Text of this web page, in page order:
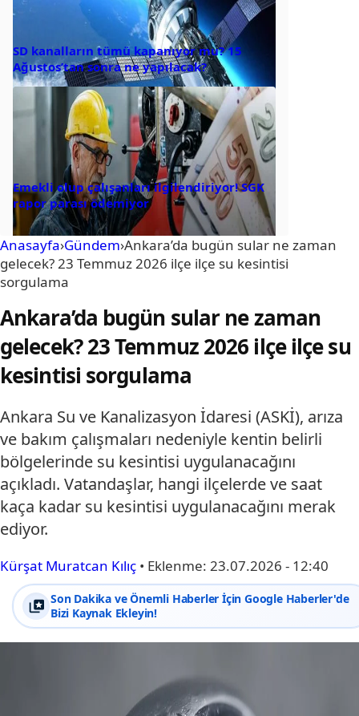
SD kanalların tümü kapanıyor mu? 15
Ağustos’tan sonra ne yapılacak?
Emekli olup çalışanları ilgilendiriyor! SGK
rapor parası ödemiyor
Anasayfa›Gündem›Ankara’da bugün sular ne zaman
gelecek? 23 Temmuz 2026 ilçe ilçe su kesintisi
sorgulama
Ankara’da bugün sular ne zaman
gelecek? 23 Temmuz 2026 ilçe ilçe su
kesintisi sorgulama
Ankara Su ve Kanalizasyon İdaresi (ASKİ), arıza
ve bakım çalışmaları nedeniyle kentin belirli
bölgelerinde su kesintisi uygulanacağını
açıkladı. Vatandaşlar, hangi ilçelerde ve saat
kaça kadar su kesintisi uygulanacağını merak
ediyor.
Kürşat Muratcan Kılıç • Eklenme: 23.07.2026 - 12:40
Son Dakika ve Önemli Haberler İçin Google Haberler'de
Bizi Kaynak Ekleyin!